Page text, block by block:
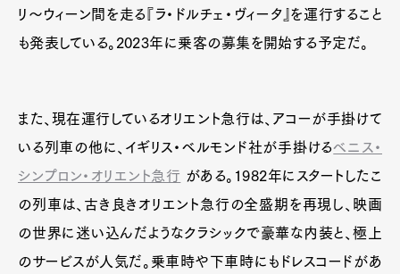
リ〜ウィーン間を走る『ラ・ドルチェ・ヴィータ』を運行すること
も発表している。2023年に乗客の募集を開始する予定だ。
また、現在運行しているオリエント急行は、アコーが手掛けて
いる列車の他に、イギリス・ベルモンド社が手掛けるベニス・
シンプロン・オリエント急行 がある。1982年にスタートしたこ
の列車は、古き良きオリエント急行の全盛期を再現し、映画
の世界に迷い込んだようなクラシックで豪華な内装と、極上
のサービスが人気だ。乗車時や下車時にもドレスコードがあ